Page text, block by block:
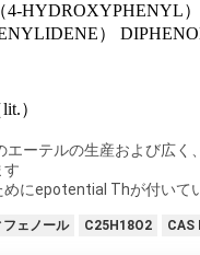
4-HYDROXYPHENYL
）
）
エーテルの生産および広く
す
にepotential Thが付いて
ェノール C25H18O2 CAS